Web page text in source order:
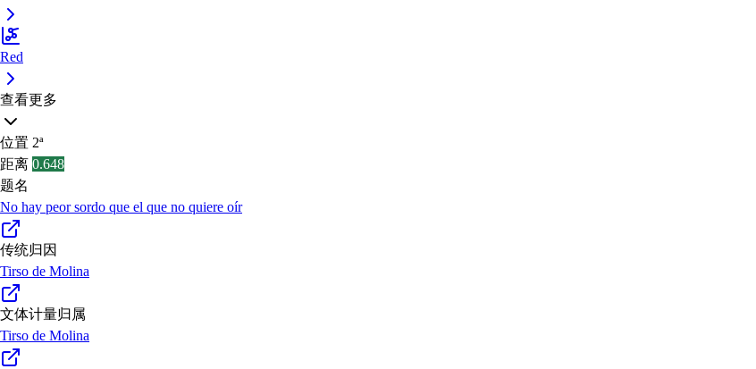
Red
查看更多
位置 2ª
距离 0.648
题名
No hay peor sordo que el que no quiere oír
传统归因
Tirso de Molina
文体计量归属
Tirso de Molina